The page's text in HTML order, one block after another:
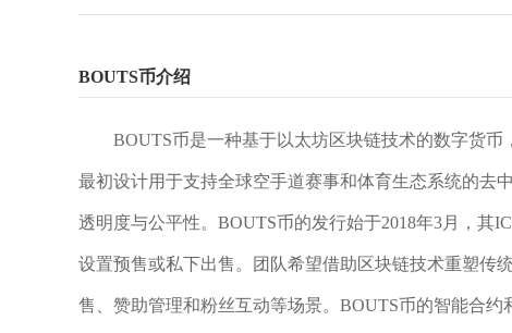
BOUTS币介绍
BOUTS币是一种基于以太坊区块链技术的数字货币
最初设计用于支持全球空手道赛事和体育生态系统的去
透明度与公平性。BOUTS币的发行始于2018年3月，其
设置预售或私下出售。团队希望借助区块链技术重塑传
售、赞助管理和粉丝互动等场景。BOUTS币的智能合